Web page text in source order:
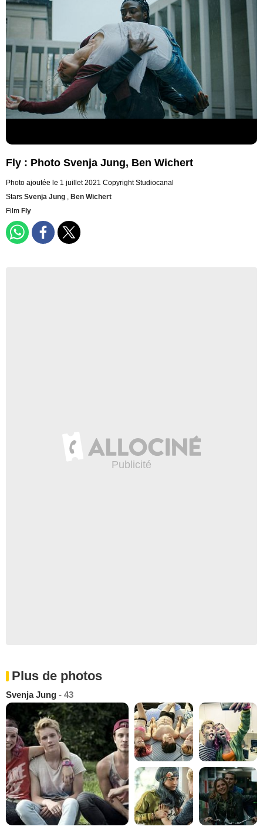
Fly : Photo Svenja Jung, Ben Wichert
Photo ajoutée le 1 juillet 2021 Copyright Studiocanal
Stars Svenja Jung , Ben Wichert
Film Fly
Plus de photos
Svenja Jung - 43